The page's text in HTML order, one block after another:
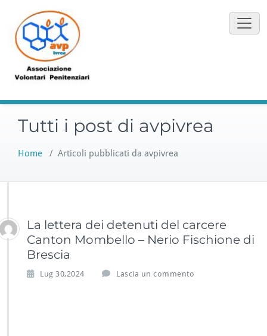
contenuto
Tutti i post di avpivrea
Home / Articoli pubblicati da avpivrea
La lettera dei detenuti del carcere
Canton Mombello – Nerio Fischione di
Brescia
Lug 30,2024 Lascia un commento